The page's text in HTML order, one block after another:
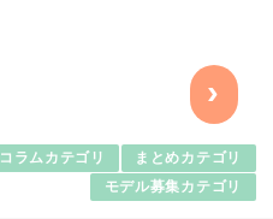
›
コラムカテゴリ まとめカテゴリ
モデル募集カテゴリ